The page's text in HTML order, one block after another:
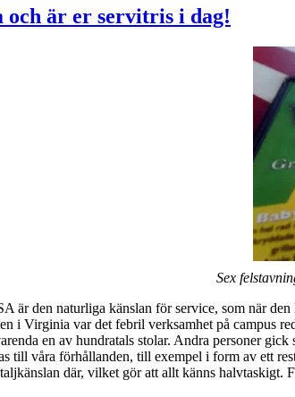
och är er servitris i dag!
Sex
är den naturliga känslan för service, som när
i Virginia var det febril verksamhet på campus
en av hundratals stolar. Andra personer
till våra förhållanden, till exempel i form av ett
där, vilket gör att allt känns